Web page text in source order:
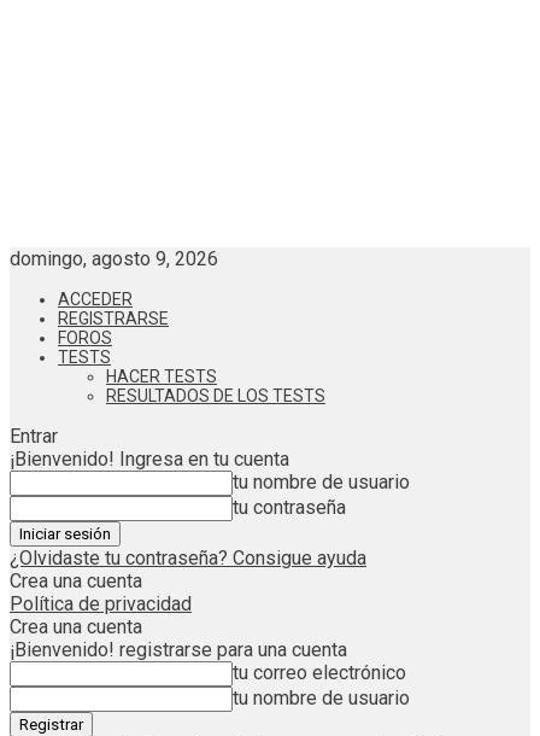
domingo, agosto 9, 2026
ACCEDER
REGISTRARSE
FOROS
TESTS
HACER TESTS
RESULTADOS DE LOS TESTS
Entrar
¡Bienvenido! Ingresa en tu cuenta
tu nombre de usuario
tu contraseña
¿Olvidaste tu contraseña? Consigue ayuda
Crea una cuenta
Política de privacidad
Crea una cuenta
¡Bienvenido! registrarse para una cuenta
tu correo electrónico
tu nombre de usuario